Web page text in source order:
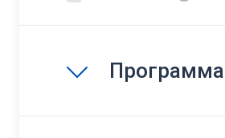
Программа